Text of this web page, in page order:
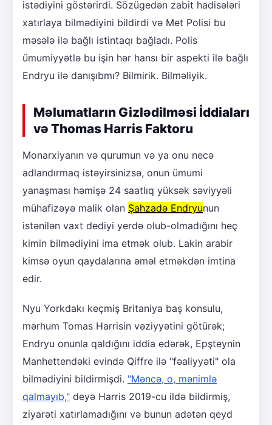
istədiyini göstərirdi. Sözügedən zabit hadisələri
xatırlaya bilmədiyini bildirdi və Met Polisi bu
məsələ ilə bağlı istintaqı bağladı. Polis
ümumiyyətlə bu işin hər hansı bir aspekti ilə bağlı
Endryu ilə danışıbmı? Bilmirik. Bilməliyik.
Məlumatların Gizlədilməsi İddiaları
və Thomas Harris Faktoru
Monarxiyanın və qurumun və ya onu necə
adlandırmaq istəyirsinizsə, onun ümumi
yanaşması həmişə 24 saatlıq yüksək səviyyəli
mühafizəyə malik olan Şahzadə Endryunun
istənilən vaxt dediyi yerdə olub-olmadığını heç
kimin bilmədiyini ima etmək olub. Lakin arabir
kimsə oyun qaydalarına əməl etməkdən imtina
edir.
Nyu Yorkdakı keçmiş Britaniya baş konsulu,
mərhum Tomas Harrisin vəziyyətini götürək;
Endryu onunla qaldığını iddia edərək, Epşteynin
Manhettendəki evində Qiffre ilə "fəaliyyəti" ola
bilmədiyini bildirmişdi. "Məncə, o, mənimlə
qalmayıb," deyə Harris 2019-cu ildə bildirmiş,
ziyarəti xatırlamadığını və bunun adətən qeyd